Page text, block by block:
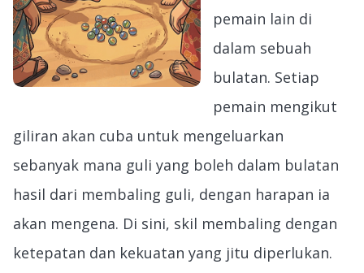
pemain lain di
dalam sebuah
bulatan. Setiap
pemain mengikut
giliran akan cuba untuk mengeluarkan
sebanyak mana guli yang boleh dalam bulatan
hasil dari membaling guli, dengan harapan ia
akan mengena. Di sini, skil membaling dengan
ketepatan dan kekuatan yang jitu diperlukan.